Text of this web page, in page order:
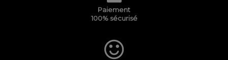
Paiement
100% sécurisé